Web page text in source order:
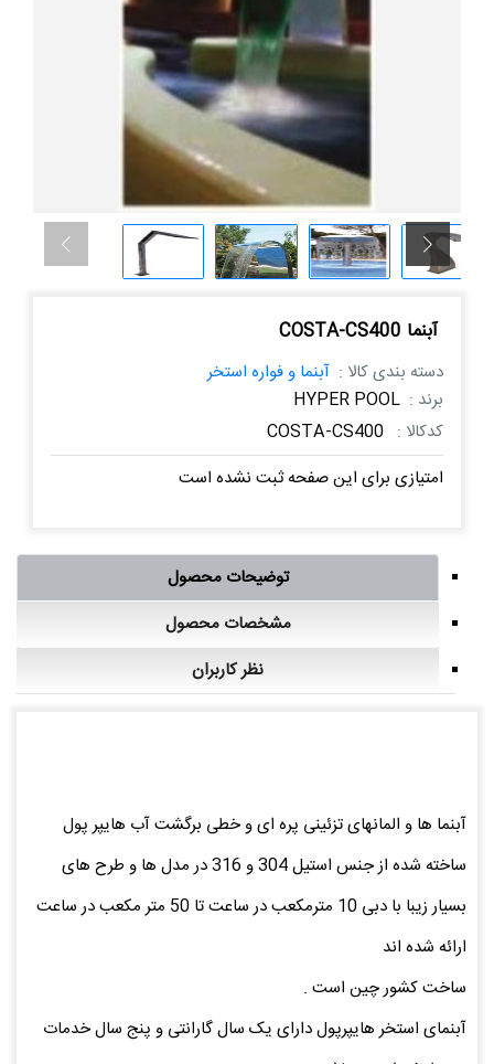
آبنما COSTA-CS400
دسته بندی کالا : آبنما و فواره استخر
برند : HYPER POOL
کدکالا : COSTA-CS400
امتیازی برای این صفحه ثبت نشده است
توضیحات محصول
مشخصات محصول
نظر کاربران
آبنما ها و المانهای تزئینی پره ای و خطی برگشت آب هایپر پول
ساخته شده از جنس استیل 304 و 316 در مدل ها و طرح های
بسیار زیبا با دبی 10 مترمکعب در ساعت تا 50 متر مکعب در ساعت
ارائه شده اند
ساخت کشور چین است .
آبنمای استخر هایپرپول دارای یک سال گارانتی و پنج سال خدمات